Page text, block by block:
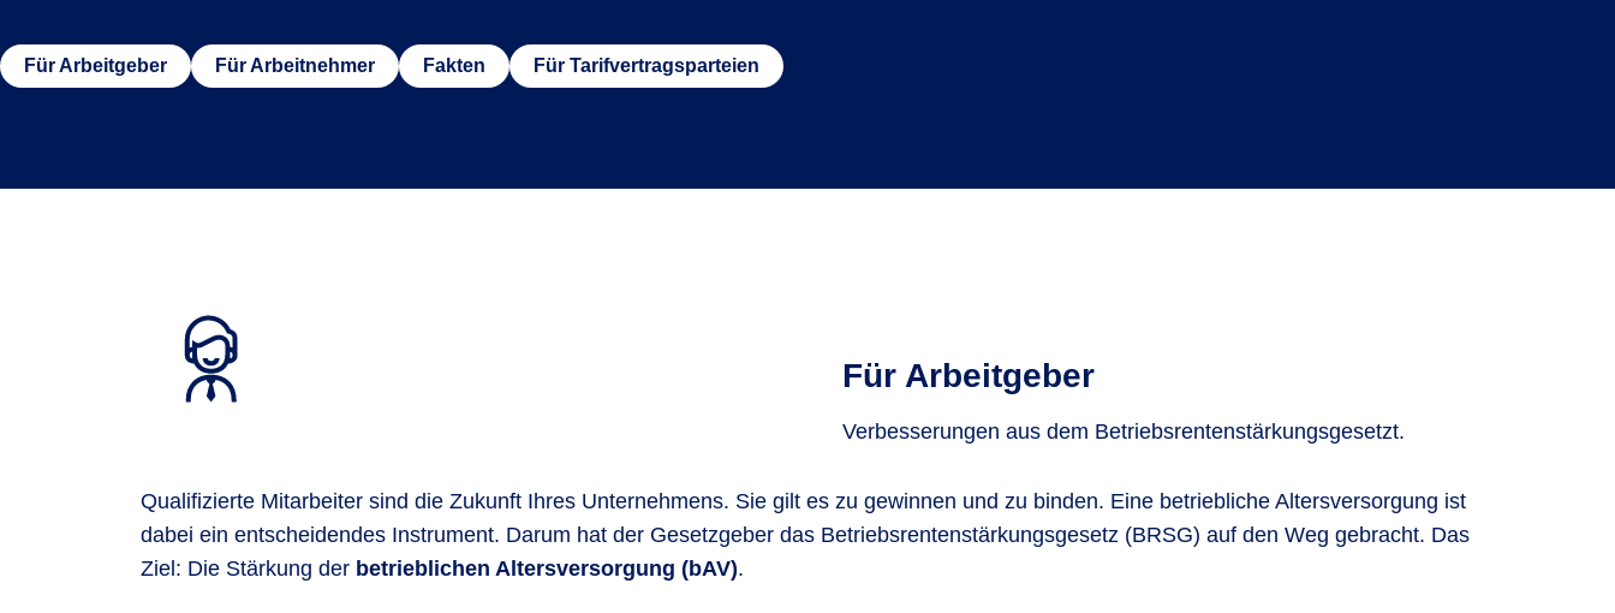
Für Arbeitgeber Für Arbeitnehmer Fakten Für Tarifvertragsparteien
Für Arbeitgeber
Verbesserungen aus dem Betriebsrentenstärkungsgesetzt.
Qualifizierte Mitarbeiter sind die Zukunft Ihres Unternehmens. Sie gilt es zu gewinnen und zu binden. Eine betriebliche Altersversorgung ist
dabei ein entscheidendes Instrument. Darum hat der Gesetzgeber das Betriebsrentenstärkungsgesetz (BRSG) auf den Weg gebracht. Das
Ziel: Die Stärkung der betrieblichen Altersversorgung (bAV).